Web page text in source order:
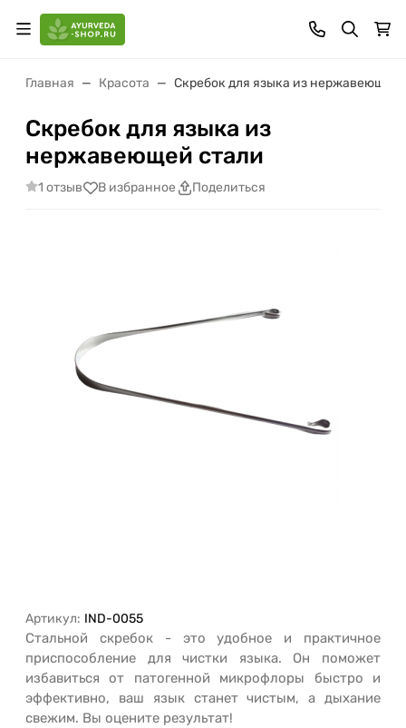
Главная Красота Скребок для языка из нержавеющей
Скребок для языка из
нержавеющей стали
1 отзыв В избранное Поделиться
Артикул: IND-0055
Стальной скребок - это удобное и практичное
приспособление для чистки языка. Он поможет
избавиться от патогенной микрофлоры быстро и
эффективно, ваш язык станет чистым, а дыхание
свежим. Вы оцените результат!